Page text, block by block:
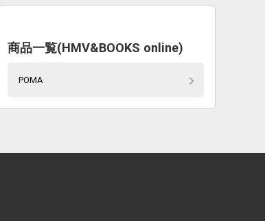
商品一覧(HMV&BOOKS online)
POMA